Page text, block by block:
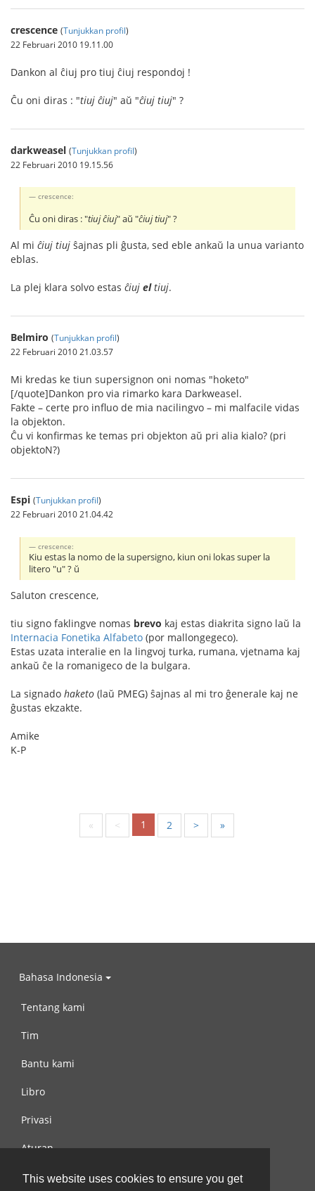
This website uses cookies to ensure you get
crescence (Tunjukkan profil)
22 Februari 2010 19.11.00
Dankon al ĉiuj pro tiuj ĉiuj respondoj !
Ĉu oni diras : "tiuj ĉiuj" aŭ "ĉiuj tiuj" ?
darkweasel (Tunjukkan profil)
22 Februari 2010 19.15.56
crescence:
Ĉu oni diras : "tiuj ĉiuj" aŭ "ĉiuj tiuj" ?
Al mi ĉiuj tiuj ŝajnas pli ĝusta, sed eble ankaŭ la unua varianto
eblas.
La plej klara solvo estas ĉiuj eltiuj.
Belmiro (Tunjukkan profil)
22 Februari 2010 21.03.57
Mi kredas ke tiun supersignon oni nomas "hoketo"
[/quote]Dankon pro via rimarko kara Darkweasel.
Fakte – certe pro influo de mia nacilingvo – mi malfacile vidas
la objekton.
Ĉu vi konfirmas ke temas pri objekton aŭ pri alia kialo? (pri
objektoN?)
Espi (Tunjukkan profil)
22 Februari 2010 21.04.42
crescence:
Kiu estas la nomo de la supersigno, kiun oni lokas super la
litero "u" ? ŭ
Saluton crescence,
tiu signo faklingve nomas brevo kaj estas diakrita signo laŭ la
Internacia Fonetika Alfabeto (por mallongegeco).
Estas uzata interalie en la lingvoj turka, rumana, vjetnama kaj
ankaŭ ĉe la romanigeco de la bulgara.
La signado haketo (laŭ PMEG) ŝajnas al mi tro ĝenerale kaj ne
ĝustas ekzakte.
Amike
K-P
« < 1 2 > »
Bahasa Indonesia
Tentang kami
Tim
Bantu kami
Libro
Privasi
Aturan
Hubungi kami